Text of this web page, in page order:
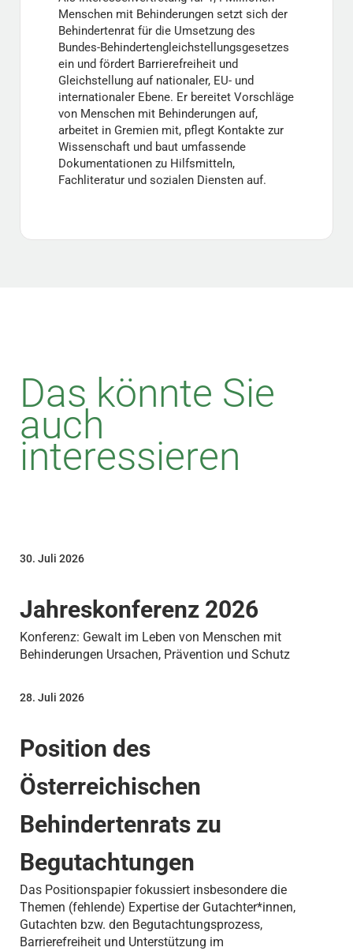
Menschen mit Behinderungen setzt sich der
Behindertenrat für die Umsetzung des
Bundes-Behindertengleichstellungsgesetzes
ein und fördert Barrierefreiheit und
Gleichstellung auf nationaler, EU- und
internationaler Ebene. Er bereitet Vorschläge
von Menschen mit Behinderungen auf,
arbeitet in Gremien mit, pflegt Kontakte zur
Wissenschaft und baut umfassende
Dokumentationen zu Hilfsmitteln,
Fachliteratur und sozialen Diensten auf.
Das könnte Sie
auch
interessieren
Jahreskonferenz 2026
30. Juli 2026
Konferenz: Gewalt im Leben von Menschen mit
Behinderungen Ursachen, Prävention und Schutz
Position des
Österreichischen
Behindertenrats zu
Begutachtungen
28. Juli 2026
Das Positionspapier fokussiert insbesondere die
Themen (fehlende) Expertise der Gutachter*innen,
Gutachten bzw. den Begutachtungsprozess,
Barrierefreiheit und Unterstützung im